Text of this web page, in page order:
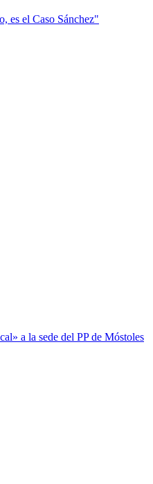
es el Caso Sánchez"
a la sede del PP de Móstoles